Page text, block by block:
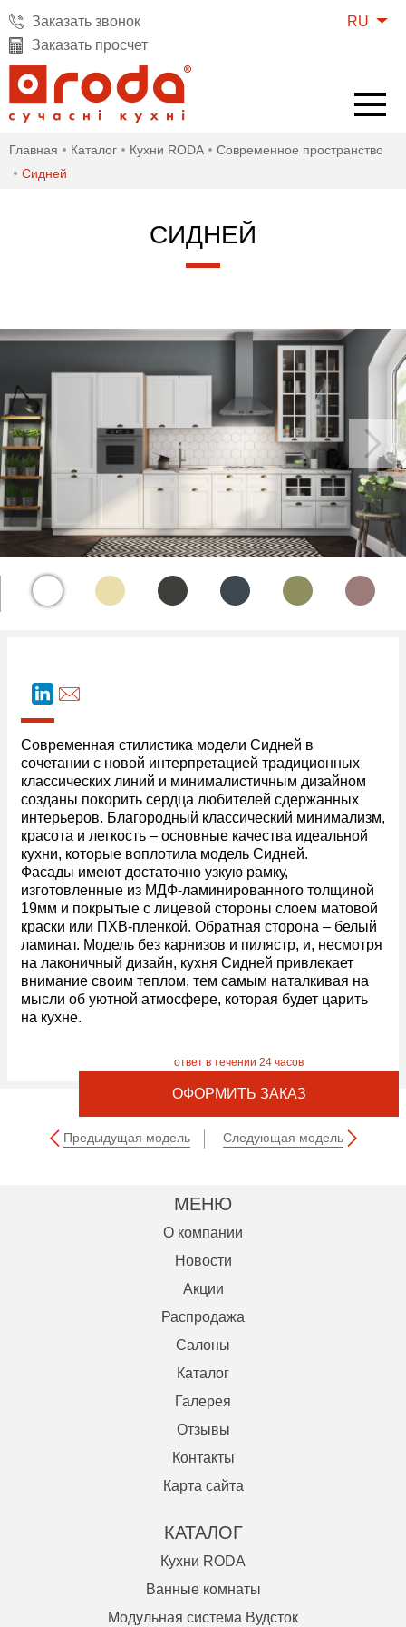
RU
Заказать звонок
Заказать просчет
Главная Каталог Кухни RODA
Современное пространство
Сидней
СИДНЕЙ
Современная стилистика модели Сидней в
сочетании с новой интерпретацией традиционных
классических линий и минималистичным дизайном
созданы покорить сердца любителей сдержанных
интерьеров. Благородный классический минимализм,
красота и легкость – основные качества идеальной
кухни, которые воплотила модель Сидней.
Фасады имеют достаточно узкую рамку,
изготовленные из МДФ-ламинированного толщиной
19мм и покрытые с лицевой стороны слоем матовой
краски или ПХВ-пленкой. Обратная сторона – белый
ламинат. Модель без карнизов и пилястр, и, несмотря
на лаконичный дизайн, кухня Сидней привлекает
внимание своим теплом, тем самым наталкивая на
мысли об уютной атмосфере, которая будет царить
на кухне.
ОФОРМИТЬ ЗАКАЗ
Предыдущая модель Следующая модель
МЕНЮ
О компании
Новости
Акции
Распродажа
Салоны
Каталог
Галерея
Отзывы
Контакты
Карта сайта
КАТАЛОГ
Кухни RODA
Ванные комнаты
Модульная система Вудсток